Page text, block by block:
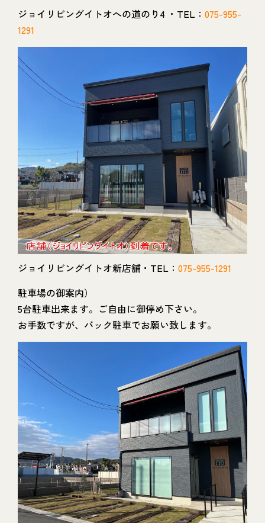
ジョイリビングイトオへの道のり4 ・TEL： 075-955-
1291
ジョイリビングイトオ新店舗・TEL： 075-955-1291
駐車場の御案内）
5台駐車出来ます。ご自由に御停め下さい。
お手数ですが、バック駐車でお願い致します。